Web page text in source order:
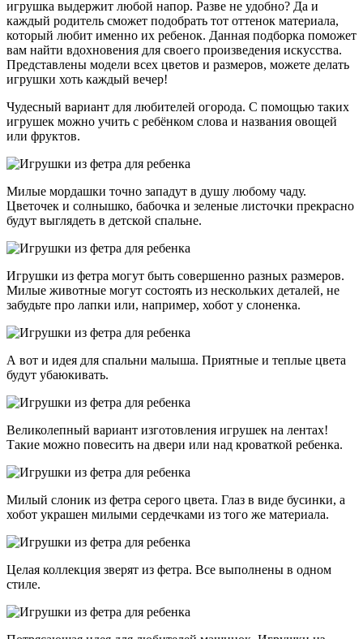
игрушка выдержит любой напор. Разве не удобно? Да и
каждый родитель сможет подобрать тот оттенок материала,
который любит именно их ребенок. Данная подборка поможет
вам найти вдохновения для своего произведения искусства.
Представлены модели всех цветов и размеров, можете делать
игрушки хоть каждый вечер!
Чудесный вариант для любителей огорода. С помощью таких
игрушек можно учить с ребёнком слова и названия овощей
или фруктов.
Милые мордашки точно западут в душу любому чаду.
Цветочек и солнышко, бабочка и зеленые листочки прекрасно
будут выглядеть в детской спальне.
Игрушки из фетра могут быть совершенно разных размеров.
Милые животные могут состоять из нескольких деталей, не
забудьте про лапки или, например, хобот у слоненка.
А вот и идея для спальни малыша. Приятные и теплые цвета
будут убаюкивать.
Великолепный вариант изготовления игрушек на лентах!
Такие можно повесить на двери или над кроваткой ребенка.
Милый слоник из фетра серого цвета. Глаз в виде бусинки, а
хобот украшен милыми сердечками из того же материала.
Целая коллекция зверят из фетра. Все выполнены в одном
стиле.